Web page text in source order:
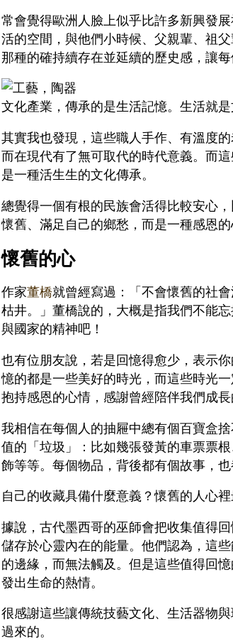
常會覺得歐洲人臉上似乎比許多新興發
活的空間，與他們小時候、父親輩、祖
那種的確持續存在並延續的歷史感，讓
文化產業，傳承的是生活記憶。生活就
其實我也發現，這些職人手作、有溫度
而在現代有了無可取代的時代意義。而
是一種活生生的文化傳承。
總覺得一個有根的民族會活得比較安心
懷舊、滿足自己的鄉愁，而是一種感恩
懷舊的心
作家董橋就曾經寫過：「不會懷舊的社
枯井。」董橋說的，大概是指我們不能
與國家的精神吧！
也有位朋友說，若是回憶得愈少，表示
憶的都是一些美好的時光，而這些時光
抱持感恩的心情，感謝曾經陪伴我們成長
我相信在每個人的抽屜中總有個百寶盒
值的「垃圾」：比如幾張發黃的車票票
飾等等。每個物品，背後都有個故事，也
自己的收藏具備什麼意義？懷舊的人心
據說，古代墨西哥的巫師會把收集值得
儲存於心靈內在的能量。他們認為，這
的邊緣，而無法觸及。但是這些值得回
發出生命的熱情。
很感謝這些讓傳統技藝文化、生活器物
過來的。